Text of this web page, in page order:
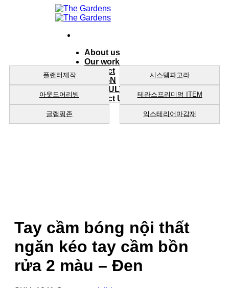
About us
Our work
product
DESIGN
CONSULTING
Contact Us
플랜터제작 시스템파고라
아웃도어리빙 테라스프리미엄 ITEM
글램핑존 익스테리어마감재
Tay cầm bóng nội thất
ngăn kéo tay cầm bồn
rửa 2 màu – Đen